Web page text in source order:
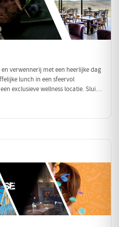
verwennerij met een heerlijke dag
lunch in een sfeervol
exclusieve wellness locatie. Sluit